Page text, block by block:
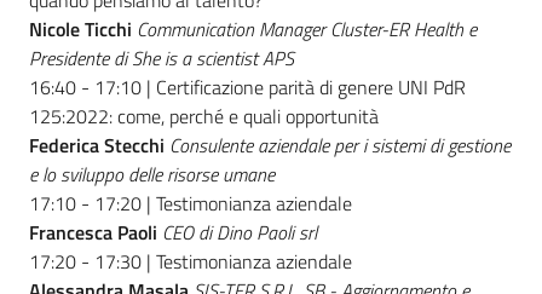
Nicole Ticchi Communication Manager Cluster-ER Health e
Presidente di She is a scientist APS
16:40 - 17:10 | Certificazione parità di genere UNI PdR
125:2022: come, perché e quali opportunità
Federica Stecchi Consulente aziendale per i sistemi di gestione
e lo sviluppo delle risorse umane
17:10 - 17:20 | Testimonianza aziendale
Francesca Paoli CEO di Dino Paoli srl
17:20 - 17:30 | Testimonianza aziendale